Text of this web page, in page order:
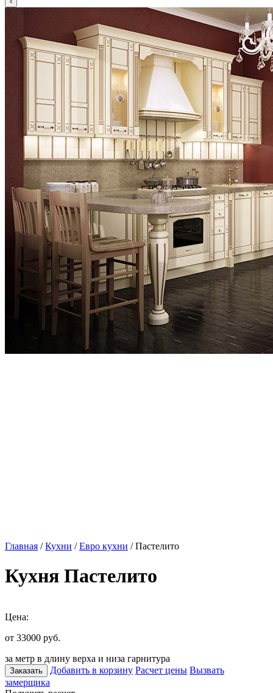
Главная /Кухни /Евро кухни / Пастелито
Кухня Пастелито
Цена:
от 33000 руб.
за метр в длину верха и низа гарнитура
Заказать Добавить в корзину Расчет цены Вызвать
замерщика